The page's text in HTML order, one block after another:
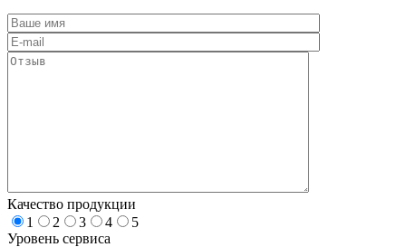
Качество продукции
1
2 3 4
5
Уровень сервиса